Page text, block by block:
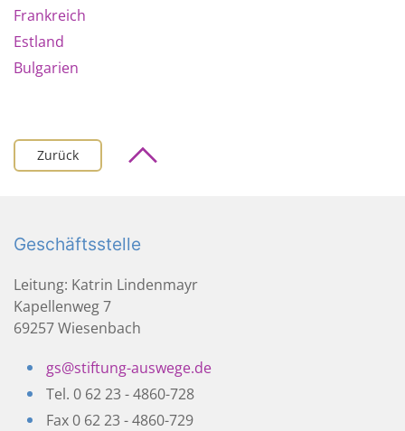
Frankreich
Estland
Bulgarien
Zurück
Geschäftsstelle
Leitung: Katrin Lindenmayr
Kapellenweg 7
69257 Wiesenbach
gs@stiftung-auswege.de
Tel. 0 62 23 - 4860-728
Fax 0 62 23 - 4860-729